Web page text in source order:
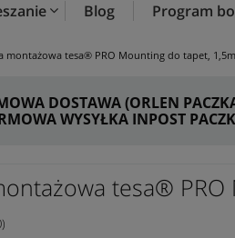
Blog Program
montażowa tesa® PRO Mounting do tapet,
DOSTAWA (ORLEN
WYSYŁKA INPOST
tesa®